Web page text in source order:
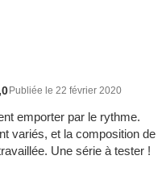
Publiée le 22 février 2020
emporter par le rythme.
variés, et la composition de
Une série à tester !